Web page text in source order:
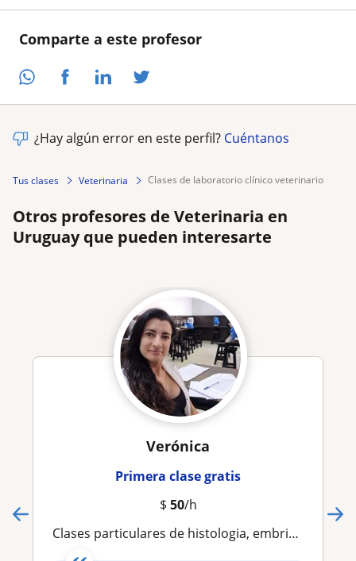
Comparte a este profesor
¿Hay algún error en este perfil? Cuéntanos
Tus clases Veterinaria clases de laboratorio clínico veterinario
Otros profesores de Veterinaria en
Uruguay que pueden interesarte
Verónica
Primera clase gratis
$ 50/h
clases particulares de histologia, embriologia y genetica para veterinaria y medicina